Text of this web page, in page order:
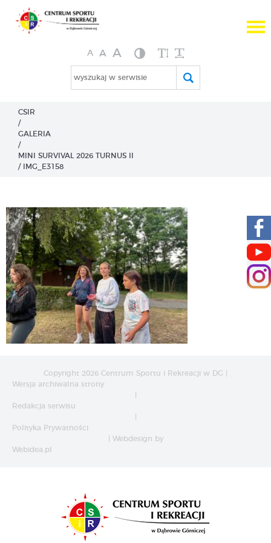
A A A 
wyszukaj w serwisie
CSIR
/
GALERIA
/
MINI SURVIVAL 2026 TURNUS II
/
IMG_E3158
Copyright 2026 Centrum Sportu i Rekreacji w DG |
Wersja archiwalna strony
Redakcja serwisu
Polityka Prywatności
| Webdesign by
Webidea.pl